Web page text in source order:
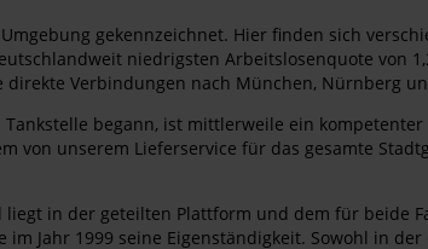
gekennzeichnet. Hier finden sich
niedrigsten Arbeitslosenquote von
Verbindungen nach München, Nürnberg
begann, ist mittlerweile ein
unserem Lieferservice für das gesamte
in der geteilten Plattform und dem für beide
Jahr 1999 seine Eigenständigkeit. Sowohl in